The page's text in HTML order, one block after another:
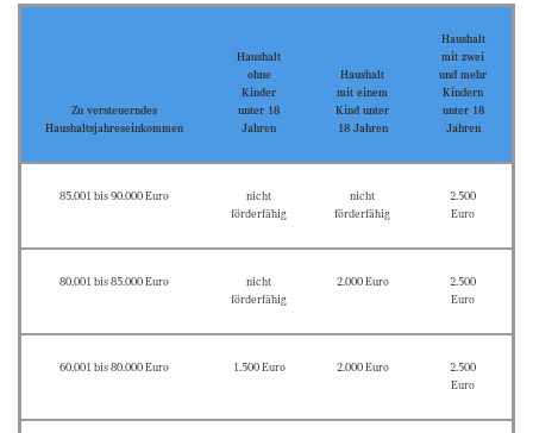
Zu versteuerndes
Haushaltsjahreseinkommen
Haushalt
ohne
Kinder
unter 18
Jahren
Haushalt
mit einem
Kind unter
18 Jahren
Haushalt
mit zwei
und mehr
Kindern
unter 18
Jahren
85.001 bis 90.000 Euro
nicht
förderfähig
nicht
förderfähig
2.500
Euro
80.001 bis 85.000 Euro
nicht
förderfähig
2.000 Euro
2.500
Euro
60.001 bis 80.000 Euro 1.500 Euro 2.000 Euro
2.500
Euro